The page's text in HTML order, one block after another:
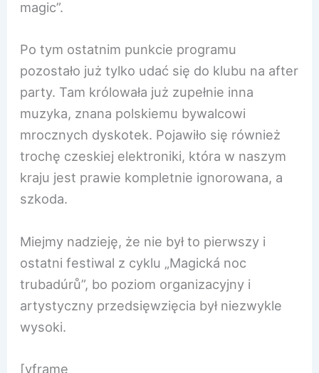
magic”.
Po tym ostatnim punkcie programu
pozostało już tylko udać się do klubu na after
party. Tam królowała już zupełnie inna
muzyka, znana polskiemu bywalcowi
mrocznych dyskotek. Pojawiło się również
trochę czeskiej elektroniki, która w naszym
kraju jest prawie kompletnie ignorowana, a
szkoda.
Miejmy nadzieję, że nie był to pierwszy i
ostatni festiwal z cyklu „Magická noc
trubadúrů”, bo poziom organizacyjny i
artystyczny przedsięwzięcia był niezwykle
wysoki.
[yframe